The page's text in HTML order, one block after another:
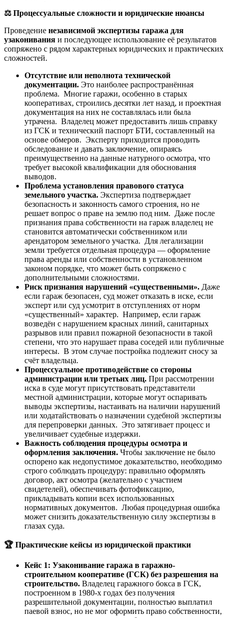
⚖️ Процессуальные сложности и юридические нюансы
Проведение независимой экспертизы гаража для
узаконивания и последующее использование её результатов
сопряжено с рядом характерных юридических и практических
сложностей.
Отсутствие или неполнота технической
документации. Это наиболее распространённая
проблема. Многие гаражи, особенно в старых
кооперативах, строились десятки лет назад, и проектная
документация на них не составлялась или была
утрачена. Владелец может предоставить лишь справку
из ГСК и технический паспорт БТИ, составленный на
основе обмеров. Эксперту приходится проводить
обследование и давать заключение, опираясь
преимущественно на данные натурного осмотра, что
требует высокой квалификации для обоснования
выводов.
Проблема установления правового статуса
земельного участка. Экспертиза подтверждает
безопасность и законность самого строения, но не
решает вопрос о праве на землю под ним. Даже после
признания права собственности на гараж владелец не
становится автоматически собственником или
арендатором земельного участка. Для легализации
земли требуется отдельная процедура — оформление
права аренды или собственности в установленном
законом порядке, что может быть сопряжено с
дополнительными сложностями.
Риск признания нарушений «существенными». Даже
если гараж безопасен, суд может отказать в иске, если
эксперт или суд усмотрит в отступлениях от норм
«существенный» характер. Например, если гараж
возведён с нарушением красных линий, санитарных
разрывов или правил пожарной безопасности в такой
степени, что это нарушает права соседей или публичные
интересы. В этом случае постройка подлежит сносу за
счёт владельца.
Процессуальное противодействие со стороны
администрации или третьих лиц. При рассмотрении
иска в суде могут присутствовать представители
местной администрации, которые могут оспаривать
выводы экспертизы, настаивать на наличии нарушений
или ходатайствовать о назначении судебной экспертизы
для перепроверки данных. Это затягивает процесс и
увеличивает судебные издержки.
Важность соблюдения процедуры осмотра и
оформления заключения. Чтобы заключение не было
оспорено как недопустимое доказательство, необходимо
строго соблюдать процедуру: правильно оформлять
договор, акт осмотра (желательно с участием
свидетелей), обеспечивать фотофиксацию,
прикладывать копии всех использованных
нормативных документов. Любая процедурная ошибка
может снизить доказательственную силу экспертизы в
глазах суда.
🏆 Практические кейсы из юридической практики
Кейс 1: Узаконивание гаража в гаражно-
строительном кооперативе (ГСК) без разрешения на
строительство. Владелец гаражного бокса в ГСК,
построенном в 1980-х годах без получения
разрешительной документации, полностью выплатил
паевой взнос, но не мог оформить право собственности,